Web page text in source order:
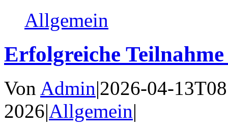
Allgemein
Erfolgreiche
Von Admin|2026-04-
2026|Allgemein|